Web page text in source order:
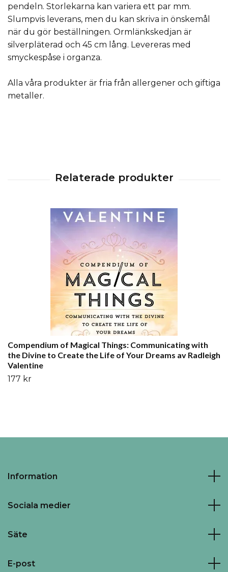
pendeln. Storlekarna kan variera ett par mm.
Slumpvis leverans, men du kan skriva in önskemål
när du gör beställningen. Ormlänkskedjan är
silverpläterad och 45 cm lång. Levereras med
smyckespåse i organza.
Alla våra produkter är fria från allergener och giftiga
metaller.
Compendium of Magical Things: Communicating with
the Divine to Create the Life of Your Dreams av Radleigh
Valentine
177 kr
Information
Sociala medier
Säte
E-post